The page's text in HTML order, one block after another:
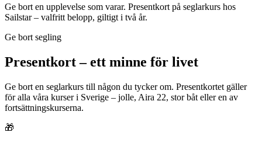
Ge bort en upplevelse som varar. Presentkort på seglarkurs hos
Sailstar – valfritt belopp, giltigt i två år.
Ge bort segling
Presentkort – ett minne för livet
Ge bort en seglarkurs till någon du tycker om. Presentkortet gäller
för alla våra kurser i Sverige – jolle, Aira 22, stor båt eller en av
fortsättningskurserna.
🎁